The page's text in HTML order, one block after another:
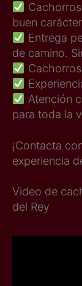
buen
Entrega
de camino.
Atención
para toda la
¡Contacta
experiencia
Video de
del Rey